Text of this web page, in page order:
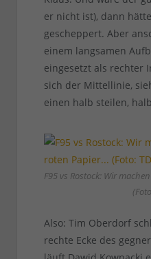
er nicht ist), dann
gescheppert. Aber
einem langsamen
eingesetzt als rechter
sich der Mittellinie,
einen halb steilen,
F95 vs Rostock: Wir
Also: Tim Oberdorf
rechte Ecke des